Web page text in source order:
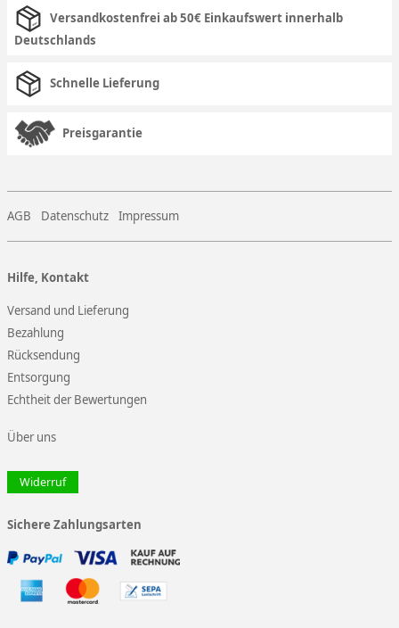
Versandkostenfrei ab 50€ Einkaufswert innerhalb
Deutschlands
Schnelle Lieferung
Preisgarantie
AGB Datenschutz Impressum
Hilfe, Kontakt
Versand und Lieferung
Bezahlung
Rücksendung
Entsorgung
Echtheit der Bewertungen
Über uns
Widerruf
Sichere Zahlungsarten